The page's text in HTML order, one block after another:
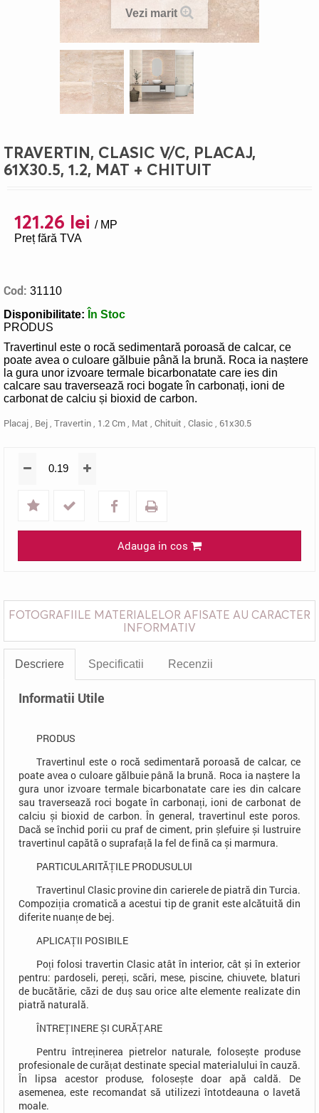
Vezi marit
>
TRAVERTIN, CLASIC V/C, PLACAJ,
61X30.5, 1.2, MAT + CHITUIT
121.26 lei / MP
Preț fără TVA
Cod: 31110
Disponibilitate: În Stoc
PRODUS
Travertinul este o rocă sedimentară poroasă de calcar, ce
poate avea o culoare gălbuie până la brună. Roca ia naștere
la gura unor izvoare termale bicarbonatate care ies din
calcare sau traversează roci bogate în carbonați, ioni de
carbonat de calciu și bioxid de carbon.
Placaj Bej Travertin 1.2 Cm Mat Chituit Clasic 61x30.5
Adauga in cos
FOTOGRAFIILE MATERIALELOR AFISATE AU CARACTER
INFORMATIV
Descriere Specificatii Recenzii
Informatii Utile
PRODUS
Travertinul este o rocă sedimentară poroasă de calcar, ce
poate avea o culoare gălbuie până la brună. Roca ia naștere la
gura unor izvoare termale bicarbonatate care ies din calcare
sau traversează roci bogate în carbonați, ioni de carbonat de
calciu și bioxid de carbon. În general, travertinul este poros.
Dacă se închid porii cu praf de ciment, prin șlefuire și lustruire
travertinul capătă o suprafață la fel de fină ca și marmura.
PARTICULARITĂȚILE PRODUSULUI
Travertinul Clasic provine din carierele de piatră din Turcia.
Compoziția cromatică a acestui tip de granit este alcătuită din
diferite nuanțe de bej.
APLICAȚII POSIBILE
Poți folosi travertin Clasic atât în interior, cât și în exterior
pentru: pardoseli, pereți, scări, mese, piscine, chiuvete, blaturi
de bucătărie, căzi de duș sau orice alte elemente realizate din
piatră naturală.
ÎNTREȚINERE ȘI CURĂȚARE
Pentru întreținerea pietrelor naturale, folosește produse
profesionale de curățat destinate special materialului în cauză.
În lipsa acestor produse, folosește doar apă caldă. De
asemenea, este recomandat să utilizezi întotdeauna o lavetă
moale.